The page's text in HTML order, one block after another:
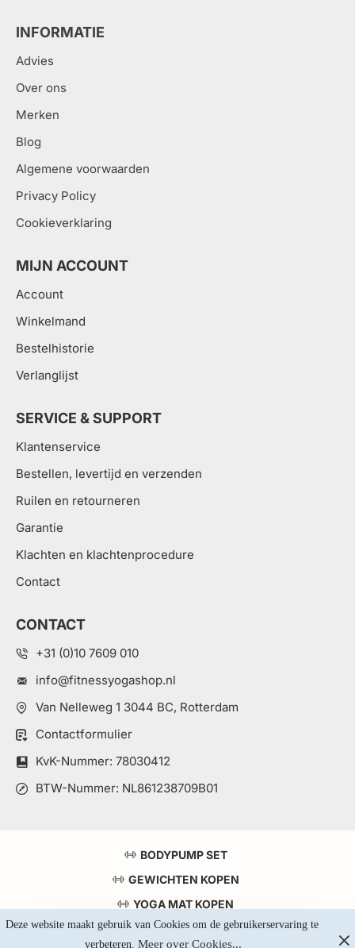
Deze website maakt gebruik van Cookies om de gebruikerservaring te
verbeteren. Meer over Cookies...
INFORMATIE
Advies
Over ons
Merken
Blog
Algemene voorwaarden
Privacy Policy
Cookieverklaring
MIJN ACCOUNT
Account
Winkelmand
Bestelhistorie
Verlanglijst
SERVICE & SUPPORT
Klantenservice
Bestellen, levertijd en verzenden
Ruilen en retourneren
Garantie
Klachten en klachtenprocedure
Contact
CONTACT
+31 (0)10 7609 010
info@fitnessyogashop.nl
Van Nelleweg 1 3044 BC, Rotterdam
Contactformulier
KvK-Nummer: 78030412
BTW-Nummer: NL861238709B01
BODYPUMP SET
GEWICHTEN KOPEN
YOGA MAT KOPEN
TOP 5 KRACHTSTATIONS